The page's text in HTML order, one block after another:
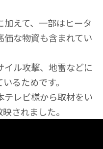
えて、一部はヒータ
な物資も含まれてい
イル攻撃、地雷などに
るためです。
テレビ様から取材をい
されました。